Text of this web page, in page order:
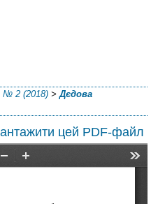
№ 2 (2018) >Дєдова
цей PDF-файл